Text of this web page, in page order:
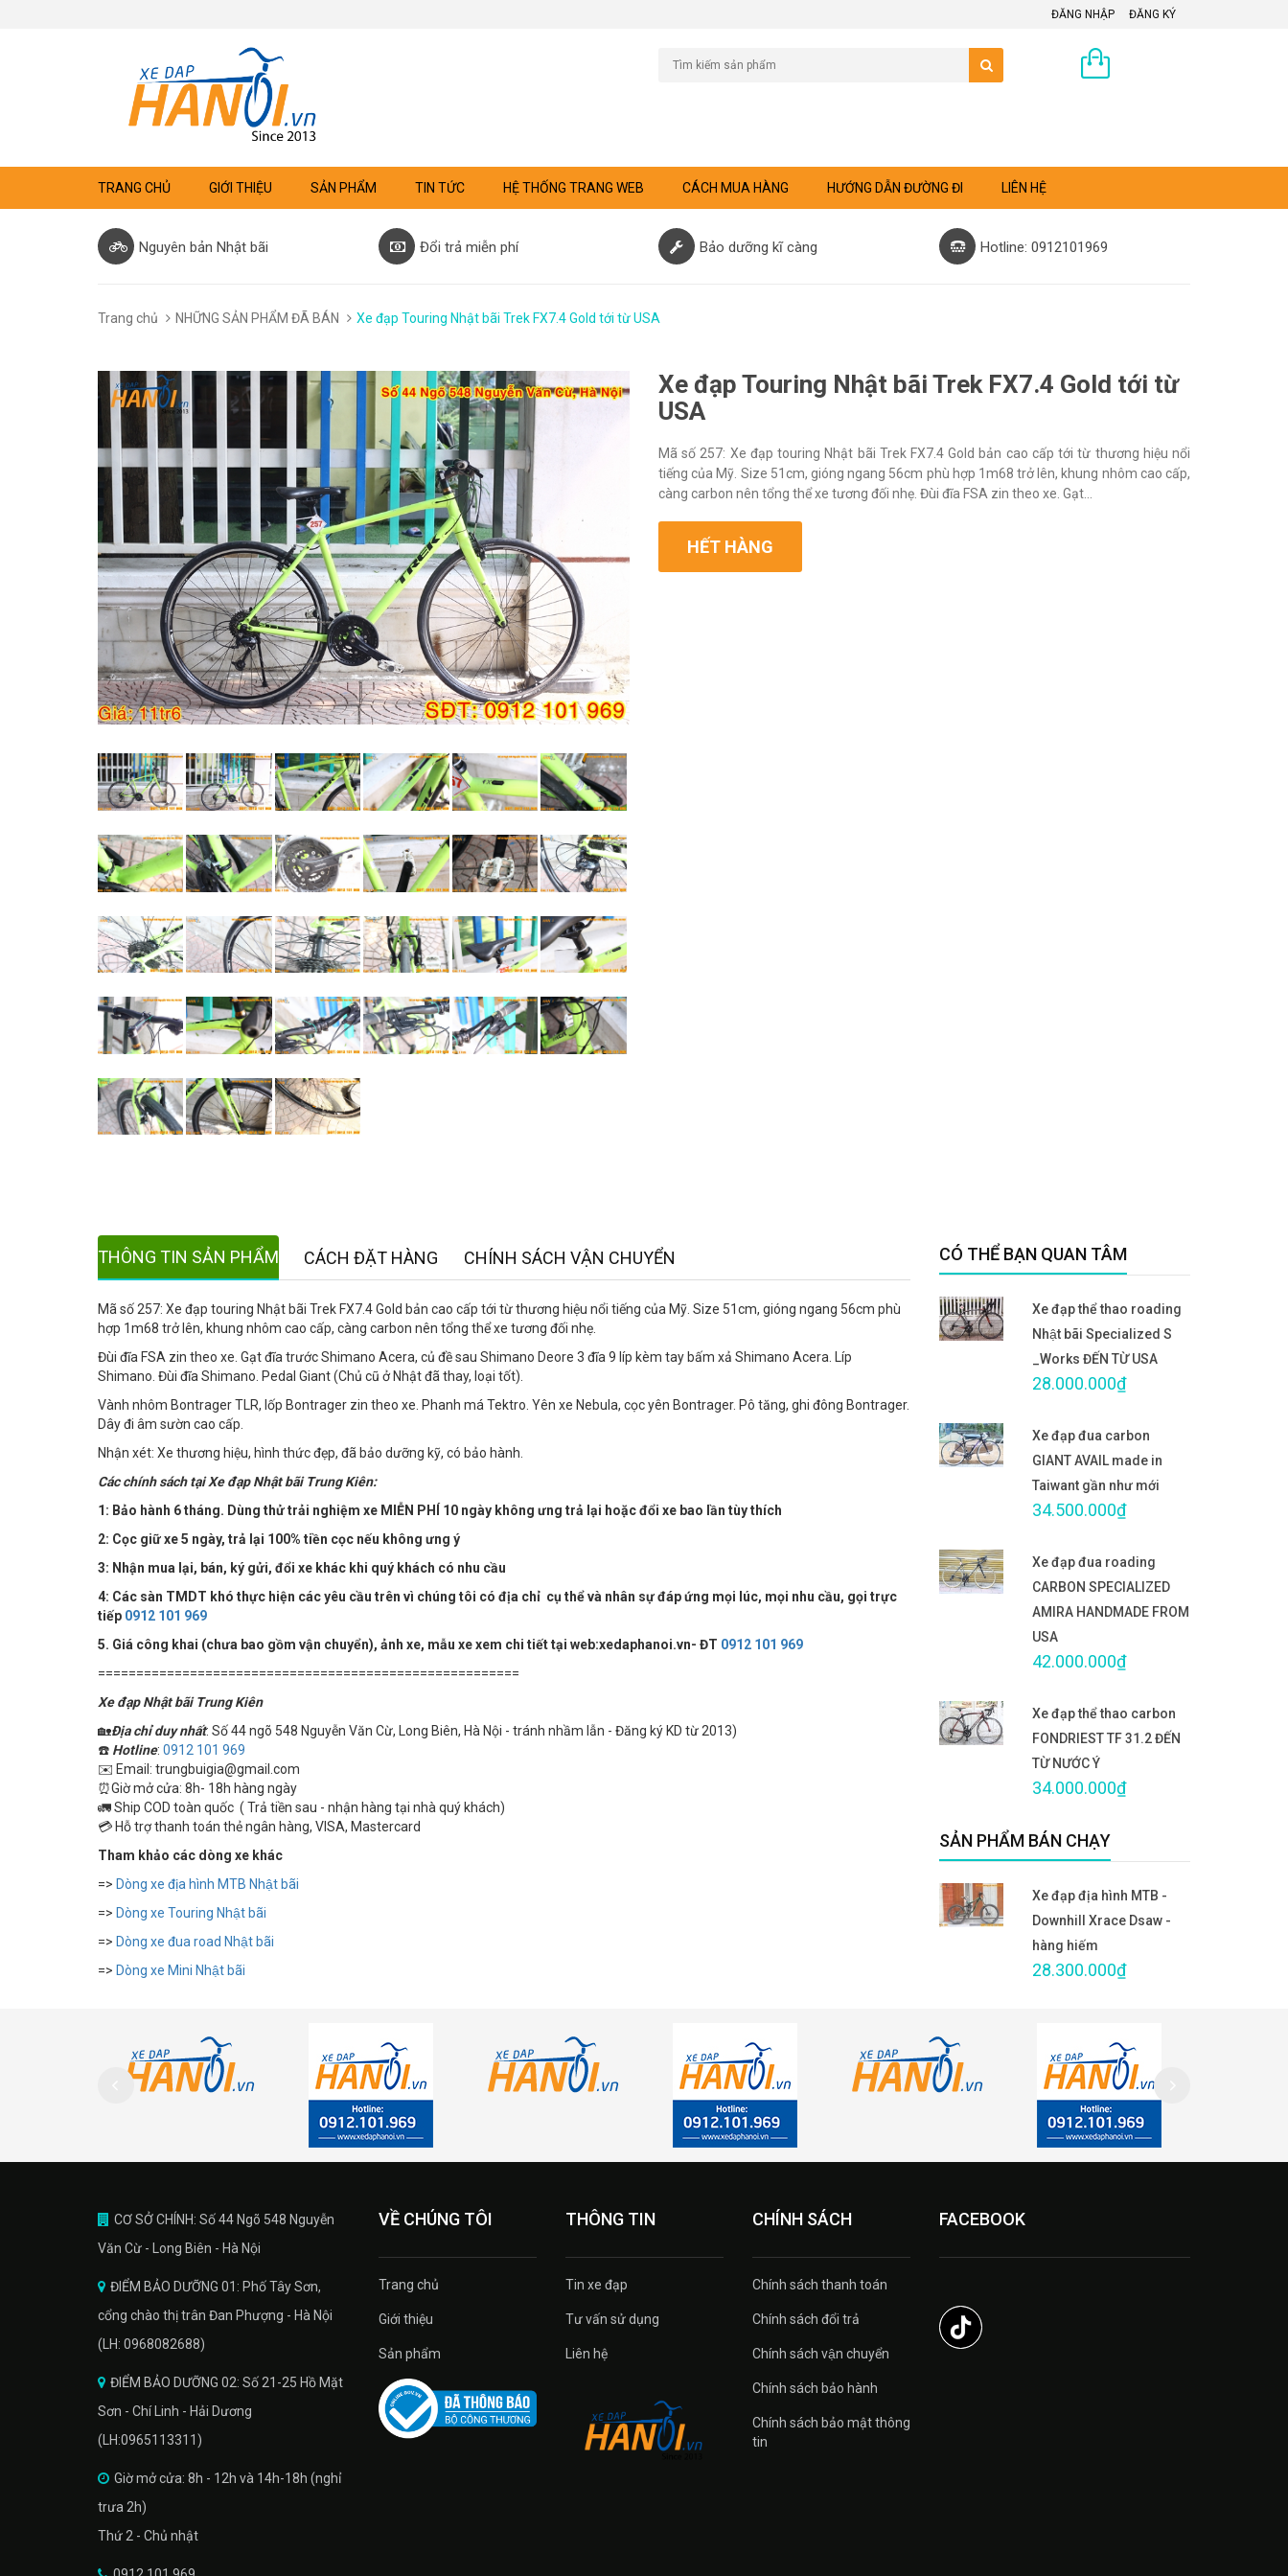
ĐĂNG NHẬP ĐĂNG KÝ
TRANG CHỦ GIỚI THIỆU SẢN PHẨM TIN TỨC HỆ THỐNG TRANG WEB CÁCH MUA HÀNG HƯỚNG DẪN ĐƯỜNG ĐI LIÊN HỆ
Nguyên bản Nhật bãi Đổi trả miễn phí Bảo dưỡng kĩ càng Hotline: 0912101969
Trang chủ NHỮNG SẢN PHẨM ĐÃ BÁN Xe đạp Touring Nhật bãi Trek FX7.4 Gold tới từ USA
Xe đạp Touring Nhật bãi Trek FX7.4 Gold tới từ
USA
Mã số 257: Xe đạp touring Nhật bãi Trek FX7.4 Gold bản cao cấp tới từ thương hiệu nổi
tiếng của Mỹ. Size 51cm, gióng ngang 56cm phù hợp 1m68 trở lên, khung nhôm cao cấp,
càng carbon nên tổng thể xe tương đối nhẹ. Đùi đĩa FSA zin theo xe. Gạt...
HẾT HÀNG
THÔNG TIN SẢN PHẨM CÁCH ĐẶT HÀNG CHÍNH SÁCH VẬN CHUYỂN
Mã số 257: Xe đạp touring Nhật bãi Trek FX7.4 Gold bản cao cấp tới từ thương hiệu nổi tiếng của Mỹ. Size 51cm, gióng ngang 56cm phù
hợp 1m68 trở lên, khung nhôm cao cấp, càng carbon nên tổng thể xe tương đối nhẹ.
Đùi đĩa FSA zin theo xe. Gạt đĩa trước Shimano Acera, củ đề sau Shimano Deore 3 đĩa 9 líp kèm tay bấm xả Shimano Acera. Líp
Shimano. Đùi đĩa Shimano. Pedal Giant (Chủ cũ ở Nhật đã thay, loại tốt).
Vành nhôm Bontrager TLR, lốp Bontrager zin theo xe. Phanh má Tektro. Yên xe Nebula, cọc yên Bontrager. Pô tăng, ghi đông Bontrager.
Dây đi âm sườn cao cấp.
Nhận xét: Xe thương hiệu, hình thức đẹp, đã bảo dưỡng kỹ, có bảo hành.
Các chính sách tại Xe đạp Nhật bãi Trung Kiên:
1: Bảo hành 6 tháng. Dùng thử trải nghiệm xe MIỄN PHÍ 10 ngày không ưng trả lại hoặc đổi xe bao lần tùy thích
2: Cọc giữ xe 5 ngày, trả lại 100% tiền cọc nếu không ưng ý
3: Nhận mua lại, bán, ký gửi, đổi xe khác khi quý khách có nhu cầu
4: Các sàn TMDT khó thực hiện các yêu cầu trên vì chúng tôi có địa chỉ cụ thể và nhân sự đáp ứng mọi lúc, mọi nhu cầu, gọi trực
tiếp 0912 101 969
5. Giá công khai (chưa bao gồm vận chuyển), ảnh xe, mẫu xe xem chi tiết tại web:xedaphanoi.vn- ĐT 0912 101 969
=======================================================
Xe đạp Nhật bãi Trung Kiên
🏡Địa chỉ duy nhất: Số 44 ngõ 548 Nguyễn Văn Cừ, Long Biên, Hà Nội - tránh nhầm lẫn - Đăng ký KD từ 2013)
☎️ Hotline: 0912 101 969
✉️ Email: trungbuigia@gmail.com
⏰Giờ mở cửa: 8h- 18h hàng ngày
🚛 Ship COD toàn quốc ( Trả tiền sau - nhận hàng tại nhà quý khách)
💳 Hỗ trợ thanh toán thẻ ngân hàng, VISA, Mastercard
Tham khảo các dòng xe khác
=> Dòng xe địa hình MTB Nhật bãi
=> Dòng xe Touring Nhật bãi
=> Dòng xe đua road Nhật bãi
=> Dòng xe Mini Nhật bãi
CÓ THỂ BẠN QUAN TÂM
Xe đạp thể thao roading
Nhật bãi Specialized S
_Works ĐẾN TỪ USA
28.000.000₫
Xe đạp đua carbon
GIANT AVAIL made in
Taiwant gần như mới
34.500.000₫
Xe đạp đua roading
CARBON SPECIALIZED
AMIRA HANDMADE FROM
USA
42.000.000₫
Xe đạp thể thao carbon
FONDRIEST TF 31.2 ĐẾN
TỪ NƯỚC Ý
34.000.000₫
SẢN PHẨM BÁN CHẠY
Xe đạp địa hình MTB -
Downhill Xrace Dsaw -
hàng hiếm
28.300.000₫
CƠ SỞ CHÍNH: Số 44 Ngõ 548 Nguyễn
Văn Cừ - Long Biên - Hà Nội
ĐIỂM BẢO DƯỠNG 01: Phố Tây Sơn,
cổng chào thị trân Đan Phượng - Hà Nội
(LH: 0968082688)
ĐIỂM BẢO DƯỠNG 02: Số 21-25 Hồ Mặt
Sơn - Chí Linh - Hải Dương
(LH:0965113311)
Giờ mở cửa: 8h - 12h và 14h-18h (nghỉ
trưa 2h)
Thứ 2 - Chủ nhật
VỀ CHÚNG TÔI
Trang chủ
Giới thiệu
Sản phẩm
THÔNG TIN
Tin xe đạp
Tư vấn sử dụng
Liên hệ
CHÍNH SÁCH
Chính sách thanh toán
Chính sách đổi trả
Chính sách vận chuyển
Chính sách bảo hành
Chính sách bảo mật thông
tin
FACEBOOK